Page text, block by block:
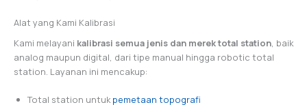
Alat yang Kami Kalibrasi
Kami melayani kalibrasi semua jenis dan merek total station, baik
analog maupun digital, dari tipe manual hingga robotic total
station. Layanan ini mencakup:
Total station untukpemetaan topografi